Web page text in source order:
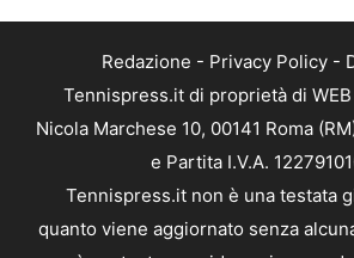
Redazione - Privacy Policy-
Tennispress.it di proprietà di
Nicola Marchese 10, 00141 Roma
e Partita I.V.A.
Tennispress.it non è una testata
quanto viene aggiornato senza